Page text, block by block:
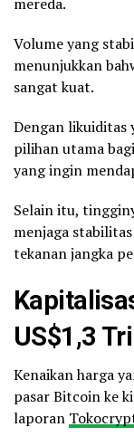
Volume yang
menunjukkan
sangat kuat.
Dengan likuiditas
pilihan utama
yang ingin
Selain itu,
menjaga
tekanan jangka
US$1,3
Kenaikan harga
pasar Bitcoin ke
laporan